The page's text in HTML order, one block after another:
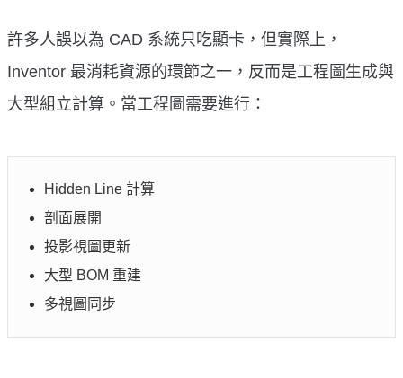
許多人誤以為 CAD 系統只吃顯卡，但實際上，
Inventor 最消耗資源的環節之一，反而是工程圖生成與
大型組立計算。當工程圖需要進行：
Hidden Line 計算
剖面展開
投影視圖更新
大型 BOM 重建
多視圖同步